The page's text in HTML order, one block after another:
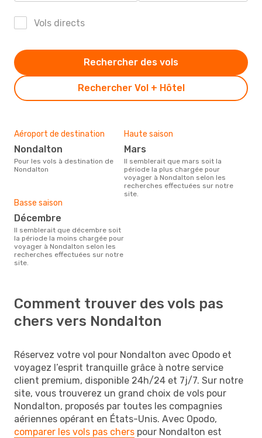
Vols directs
Rechercher Vol + Hôtel
Rechercher des vols
Aéroport de destination
Nondalton
Pour les vols à destination de
Nondalton
Haute saison
mars
Il semblerait que mars soit la
période la plus chargée pour
voyager à Nondalton selon les
recherches effectuées sur notre
site.
Basse saison
décembre
Il semblerait que décembre soit
la période la moins chargée pour
voyager à Nondalton selon les
recherches effectuées sur notre
site.
Comment trouver des vols pas
chers vers Nondalton
Réservez votre vol pour Nondalton avec Opodo et
voyagez l’esprit tranquille grâce à notre service
client premium, disponible 24h/24 et 7j/7. Sur notre
site, vous trouverez un grand choix de vols pour
Nondalton, proposés par toutes les compagnies
aériennes opérant en États-Unis. Avec Opodo,
comparer les vols pas chers pour Nondalton est